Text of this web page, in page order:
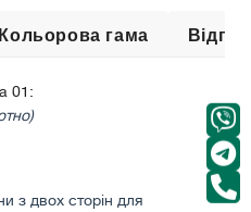
Кольорова гама
01:
з двох сторін для